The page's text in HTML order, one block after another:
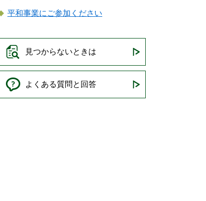
平和事業にご参加ください
見つからないときは
よくある質問と回答